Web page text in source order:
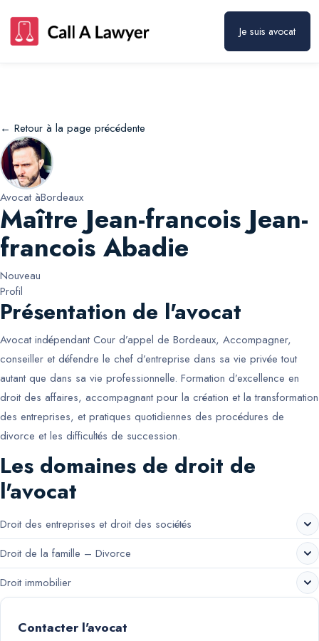
Je suis avocat
← Retour à la page précédente
Avocat àBordeaux
Maître Jean-francois Jean-
francois Abadie
Nouveau
Profil
Présentation de l'avocat
Avocat indépendant Cour d’appel de Bordeaux, Accompagner,
conseiller et défendre le chef d’entreprise dans sa vie privée tout
autant que dans sa vie professionnelle. Formation d’excellence en
droit des affaires, accompagnant pour la création et la transformation
des entreprises, et pratiques quotidiennes des procédures de
divorce et les difficultés de succession.
Les domaines de droit de
l'avocat
Droit des entreprises et droit des sociétés
Droit de la famille – Divorce
Droit immobilier
Contacter l'avocat